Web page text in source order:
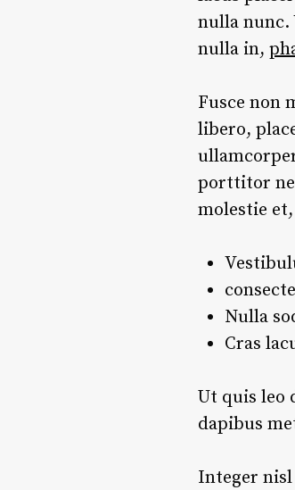
nulla nunc.
nulla in,
Fusce non
libero,
porttitor
molestie
Nulla
Cras
Ut quis leo
dapibus
Integer